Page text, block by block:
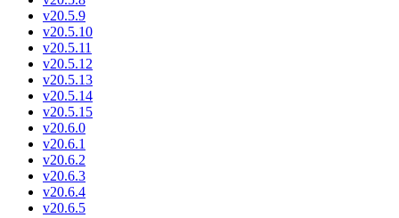
v20.5.9
v20.5.10
v20.5.11
v20.5.12
v20.5.13
v20.5.14
v20.5.15
v20.6.0
v20.6.1
v20.6.2
v20.6.3
v20.6.4
v20.6.5